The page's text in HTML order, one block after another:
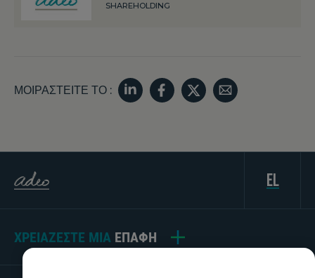
SHAREHOLDING
ΜΟΙΡΑΣΤΕΊΤΕ ΤΟ :
el
ΧΡΕΙΆΖΕΣΤΕ ΜΙΑ ΕΠΑΦΉ